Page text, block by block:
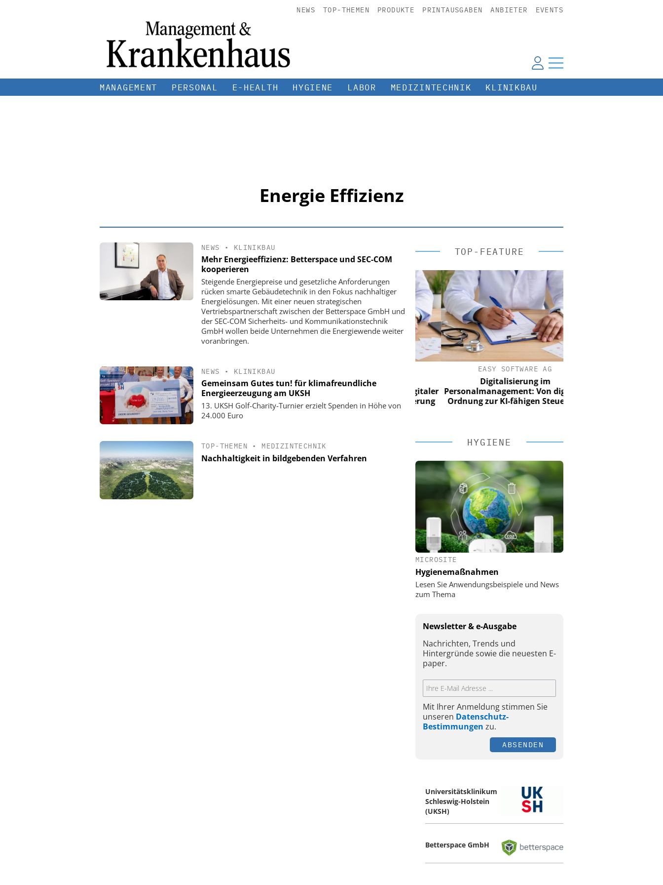
NEWS TOP-THEMEN PRODUKTE PRINTAUSGABEN ANBIETER EVENTS
MANAGEMENT PERSONAL E-HEALTH HYGIENE LABOR MEDIZINTECHNIK KLINIKBAU
Energie Effizienz
NEWS • KLINIKBAU
Mehr Energieeffizienz: Betterspace und SEC-COM
kooperieren
Steigende Energiepreise und gesetzliche Anforderungen
rücken smarte Gebäudetechnik in den Fokus nachhaltiger
Energielösungen. Mit einer neuen strategischen
Vertriebspartnerschaft zwischen der Betterspace GmbH und
der SEC-COM Sicherheits- und Kommunikationstechnik
GmbH wollen beide Unternehmen die Energiewende weiter
voranbringen.
NEWS • KLINIKBAU
Gemeinsam Gutes tun! für klimafreundliche
Energieerzeugung am UKSH
13. UKSH Golf-Charity-Turnier erzielt Spenden in Höhe von
24.000 Euro
TOP-THEMEN • MEDIZINTECHNIK
Nachhaltigkeit in bildgebenden Verfahren
TOP-FEATURE
EASY SOFTWARE AG
Digitalisierung im
Personalmanagement: Von digitaler
Ordnung zur KI-fähigen Steuerung
Digitalisierung im
Personalmanagement: Von digitaler
Ordnung zur KI-fähigen Steuerung
EASY SOFTWARE AG
Digitalisierung im
Personalmanagement: Von digitaler
Ordnung zur KI-fähigen Steuerung
HYGIENE
MICROSITE
Hygienemaßnahmen
Lesen Sie Anwendungsbeispiele und News
zum Thema
Newsletter & e-Ausgabe
Nachrichten, Trends und
Hintergründe sowie die neuesten E-
paper.
Mit Ihrer Anmeldung stimmen Sie
unseren Datenschutz-
Bestimmungen zu.
ABSENDEN
Universitätsklinikum
Schleswig-Holstein
(UKSH)
Betterspace GmbH